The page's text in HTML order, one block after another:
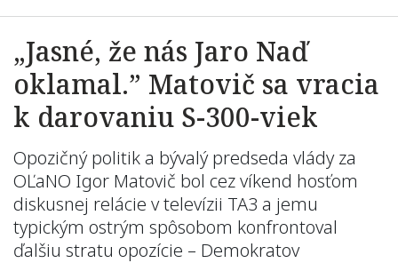
„Jasné, že nás Jaro Naď
oklamal.” Matovič sa vracia
k darovaniu S-300-viek
Opozičný politik a bývalý predseda vlády za
OĽaNO Igor Matovič bol cez víkend hosťom
diskusnej relácie v televízii TA3 a jemu
typickým ostrým spôsobom konfrontoval
ďalšiu stratu opozície – Demokratov